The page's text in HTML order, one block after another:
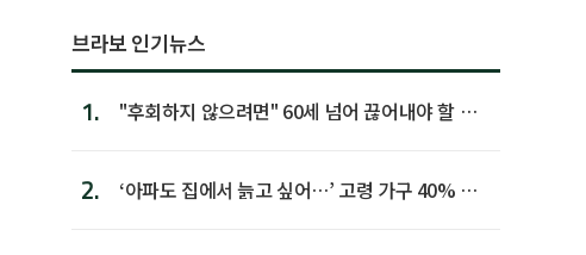
브라보 인기뉴스
1.
"후회하지 않으려면" 60세 넘어 끊어내야 할 사
2.
‘아파도 집에서 늙고 싶어…’ 고령 가구 40% 노